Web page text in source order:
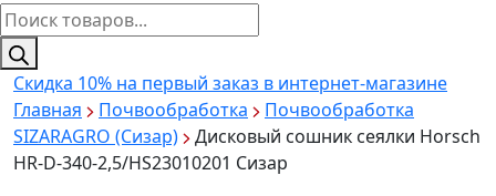
Поиск
товаров
Скидка 10% на первый заказ в интернет-магазине
Главная
Почвообработка
Почвообработка
SIZARAGRO (Сизар)
Дисковый сошник сеялки Horsch
HR-D-340-2,5/HS23010201 Сизар